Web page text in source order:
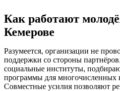
Как работают
Кемерове
Разумеется, организации не
поддержки со стороны
социальные институты,
программы для многочисленных
Совместные усилия позволяют